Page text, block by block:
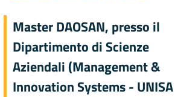
Master DAOSAN, presso il
Dipartimento di Scienze
Aziendali (Management &
Innovation Systems - UNISA